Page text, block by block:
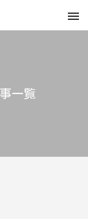
一覧